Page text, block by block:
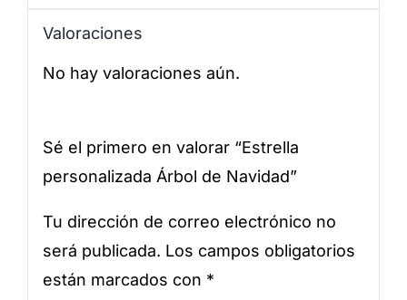
Valoraciones
No hay valoraciones aún.
Sé el primero en valorar “Estrella
personalizada Árbol de Navidad”
Tu dirección de correo electrónico no
será publicada. Los campos obligatorios
están marcados con *